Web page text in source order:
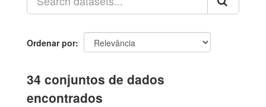
Ordenar por
34 conjuntos de dados
encontrados